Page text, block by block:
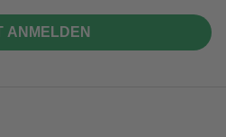
ANMELDEN